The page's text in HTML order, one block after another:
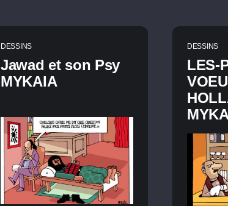
DESSINS
Jawad et son Psy
MYKAIA
DESSINS
LES-